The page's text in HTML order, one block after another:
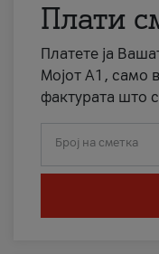
Плати
Платете ја
Мојот А1, само
фактурата што
Број на сметка